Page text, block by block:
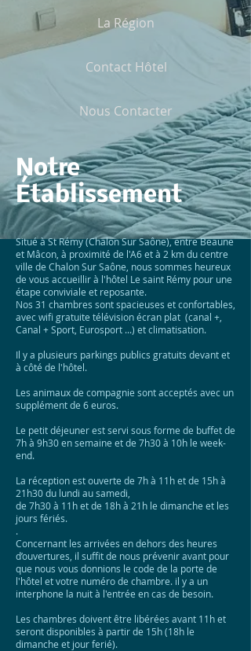
La Région
Contact Hôtel
Nous Contacter
Notre
Établissement
Situé à St Rémy (Chalon Sur Saône), entre Beaune
et Mâcon, à proximité de l'A6 et à 2 km du centre
ville de Chalon Sur Saône, nous sommes heureux
de vous accueillir à l'hôtel Le saint Rémy pour une
étape conviviale et reposante.
Nos 31 chambres sont spacieuses et confortables,
avec wifi gratuite télévision écran plat (canal +,
Canal + Sport, Eurosport ...) et climatisation.
Il y a plusieurs parkings publics gratuits devant et
à côté de l'hôtel.
Les animaux de compagnie sont acceptés avec un
supplément de 6 euros.
​​Le petit déjeuner est servi sous forme de buffet de
7h à 9h30 en semaine et de 7h30 à 10h le week-
end.
La réception est ouverte de 7h à 11h et de 15h à
21h30 du lundi au samedi,
de 7h30 à 11h et de 18h à 21h le dimanche et les
jours fériés.
.
Concernant les arrivées en dehors des heures
d’ouvertures, il suffit de nous prévenir avant pour
que nous vous donnions le code de la porte de
l'hôtel et votre numéro de chambre. il y a un
interphone la nuit à l'entrée en cas de besoin.
Les chambres doivent être libérées avant 11h et
seront disponibles à partir de 15h (18h le
dimanche et jour ferié).